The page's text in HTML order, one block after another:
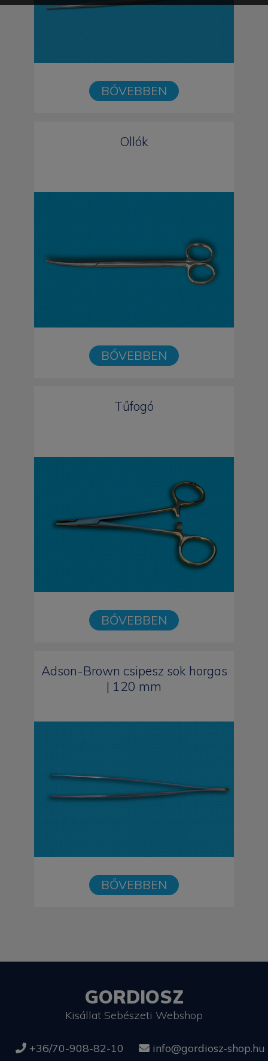
BŐVEBBEN
Ollók
BŐVEBBEN
Tűfogó
BŐVEBBEN
Adson-Brown csipesz sok horgas
| 120 mm
BŐVEBBEN
GORDIOSZ
Kisállat Sebészeti Webshop
+36/70-908-82-10 info@gordiosz-shop.hu